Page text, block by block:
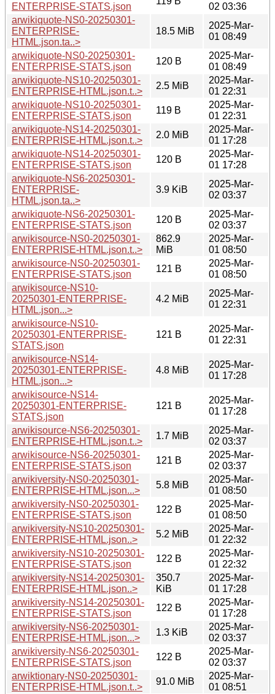
ENTERPRISE-STATS.json
02 03:36
arwikiquote-NS0-20250301-
ENTERPRISE-
HTML.json.ta..>
18.5 MiB
2025-Mar-
01 08:49
arwikiquote-NS0-20250301-
ENTERPRISE-STATS.json
120 B
2025-Mar-
01 08:49
arwikiquote-NS10-20250301-
ENTERPRISE-HTML.json.t..>
2.5 MiB
2025-Mar-
01 22:31
arwikiquote-NS10-20250301-
ENTERPRISE-STATS.json
119 B
2025-Mar-
01 22:31
arwikiquote-NS14-20250301-
ENTERPRISE-HTML.json.t..>
2.0 MiB
2025-Mar-
01 17:28
arwikiquote-NS14-20250301-
ENTERPRISE-STATS.json
120 B
2025-Mar-
01 17:28
arwikiquote-NS6-20250301-
ENTERPRISE-
HTML.json.ta..>
3.9 KiB
2025-Mar-
02 03:37
arwikiquote-NS6-20250301-
ENTERPRISE-STATS.json
120 B
2025-Mar-
02 03:37
arwikisource-NS0-20250301-
ENTERPRISE-HTML.json.t..>
862.9
MiB
2025-Mar-
01 08:50
arwikisource-NS0-20250301-
ENTERPRISE-STATS.json
121 B
2025-Mar-
01 08:50
arwikisource-NS10-
20250301-ENTERPRISE-
HTML.json...>
4.2 MiB
2025-Mar-
01 22:31
arwikisource-NS10-
20250301-ENTERPRISE-
STATS.json
121 B
2025-Mar-
01 22:31
arwikisource-NS14-
20250301-ENTERPRISE-
HTML.json...>
4.8 MiB
2025-Mar-
01 17:28
arwikisource-NS14-
20250301-ENTERPRISE-
STATS.json
121 B
2025-Mar-
01 17:28
arwikisource-NS6-20250301-
ENTERPRISE-HTML.json.t..>
1.7 MiB
2025-Mar-
02 03:37
arwikisource-NS6-20250301-
ENTERPRISE-STATS.json
121 B
2025-Mar-
02 03:37
arwikiversity-NS0-20250301-
ENTERPRISE-HTML.json...>
5.8 MiB
2025-Mar-
01 08:50
arwikiversity-NS0-20250301-
ENTERPRISE-STATS.json
122 B
2025-Mar-
01 08:50
arwikiversity-NS10-20250301-
ENTERPRISE-HTML.json..>
5.2 MiB
2025-Mar-
01 22:32
arwikiversity-NS10-20250301-
ENTERPRISE-STATS.json
122 B
2025-Mar-
01 22:32
arwikiversity-NS14-20250301-
ENTERPRISE-HTML.json..>
350.7
KiB
2025-Mar-
01 17:28
arwikiversity-NS14-20250301-
ENTERPRISE-STATS.json
122 B
2025-Mar-
01 17:28
arwikiversity-NS6-20250301-
ENTERPRISE-HTML.json...>
1.3 KiB
2025-Mar-
02 03:37
arwikiversity-NS6-20250301-
ENTERPRISE-STATS.json
122 B
2025-Mar-
02 03:37
arwiktionary-NS0-20250301-
ENTERPRISE-HTML.json.t..>
91.0 MiB
2025-Mar-
01 08:51